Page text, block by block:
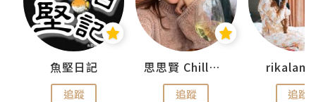
魚堅日記
追蹤
思思賢 ChillMyBabe
追蹤 追蹤